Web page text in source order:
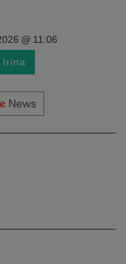
@ 11:06
Irina